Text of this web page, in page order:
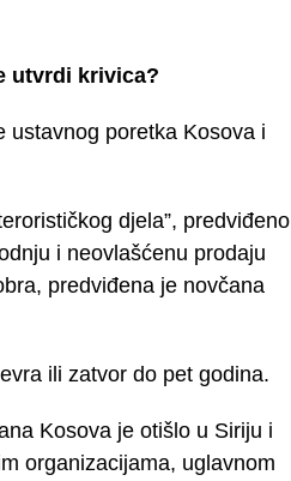
utvrdi krivica?
ustavnog poretka Kosova i
djela”, predviđeno
i neovlašćenu prodaju
predviđena je novčana
ili zatvor do pet godina.
Kosova je otišlo u Siriju i
organizacijama, uglavnom